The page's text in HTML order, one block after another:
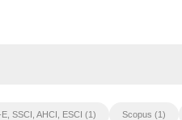
SSCI, AHCI, ESCI (1) Scopus (1)